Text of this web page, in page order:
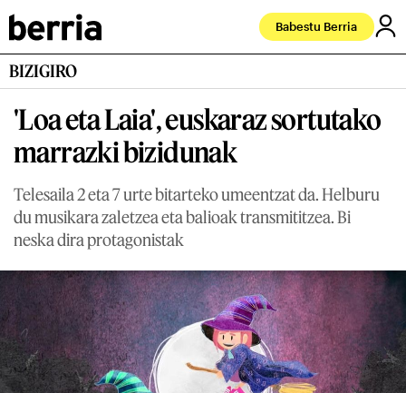
Babestu Berria
BIZIGIRO
'Loa eta Laia', euskaraz sortutako
marrazki bizidunak
Telesaila 2 eta 7 urte bitarteko umeentzat da. Helburu
du musikara zaletzea eta balioak transmititzea. Bi
neska dira protagonistak